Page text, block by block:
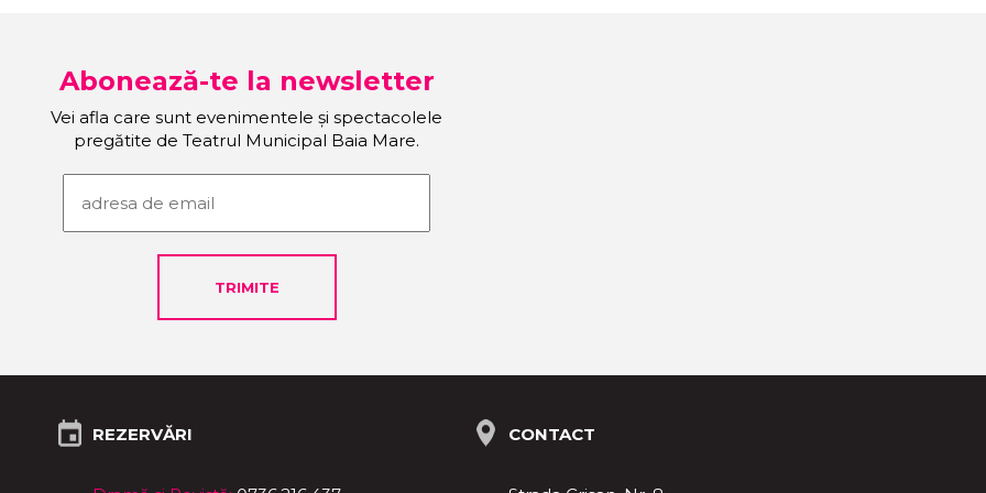
Abonează-te la newsletter
Vei afla care sunt evenimentele și spectacolele
pregătite de Teatrul Municipal Baia Mare.
REZERVĂRI CONTACT